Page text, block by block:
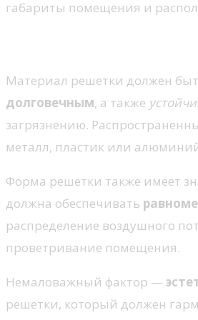
габариты помещения и
Материал решетки должен
долговечным, а также
загрязнению.
металл, пластик или
Форма решетки также имеет
должна обеспечивать
распределение воздушного
проветривание помещения.
Немаловажный фактор —
решетки, который должен